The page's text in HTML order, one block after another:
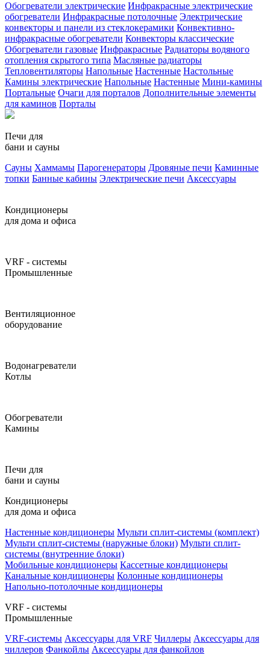
Обогреватели электрические Инфракрасные электрические
обогреватели Инфракрасные потолочные Электрические
конвекторы и панели из стеклокерамики Конвективно-
инфракрасные обогреватели Конвекторы классические
Обогреватели газовые Инфракрасные Радиаторы водяного
отопления скрытого типа Масляные радиаторы
Тепловентиляторы Напольные Настенные Настольные
Камины электрические Напольные Настенные Мини-камины
Портальные Очаги для порталов Дополнительные элементы
для каминов Порталы
Печи для
бани и сауны
Сауны Хаммамы Парогенераторы Дровяные печи Каминные
топки Банные кабины Электрические печи Аксессуары
Кондиционеры
для дома и офиса
VRF - системы
Промышленные
Вентиляционное
оборудование
Водонагреватели
Котлы
Обогреватели
Камины
Печи для
бани и сауны
Кондиционеры
для дома и офиса
Настенные кондиционеры Мульти сплит-системы (комплект)
Мульти сплит-системы (наружные блоки) Мульти сплит-
системы (внутренние блоки)
Мобильные кондиционеры Кассетные кондиционеры
Канальные кондиционеры Колонные кондиционеры
Напольно-потолочные кондиционеры
VRF - системы
Промышленные
VRF-системы Аксессуары для VRF Чиллеры Аксессуары для
чиллеров Фанкойлы Аксессуары для фанкойлов